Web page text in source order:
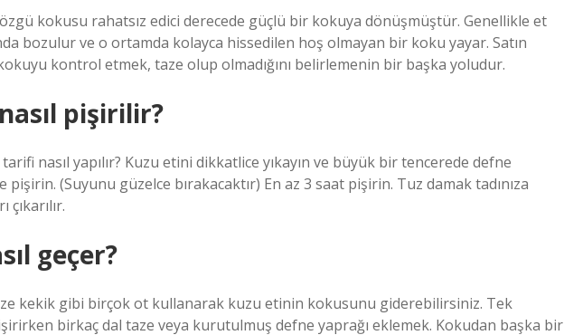
kokusu rahatsız edici derecede güçlü bir kokuya dönüşmüştür. Genellikle et
bozulur ve o ortamda kolayca hissedilen hoş olmayan bir koku yayar. Satın
kontrol etmek, taze olup olmadığını belirlemenin bir başka yoludur.
pişirilir?
nasıl yapılır? Kuzu etini dikkatlice yıkayın ve büyük bir tencerede defne
pişirin. (Suyunu güzelce bırakacaktır) En az 3 saat pişirin. Tuz damak tadınıza
geçer?
kekik gibi birçok ot kullanarak kuzu etinin kokusunu giderebilirsiniz. Tek
birkaç dal taze veya kurutulmuş defne yaprağı eklemek. Kokudan başka bir